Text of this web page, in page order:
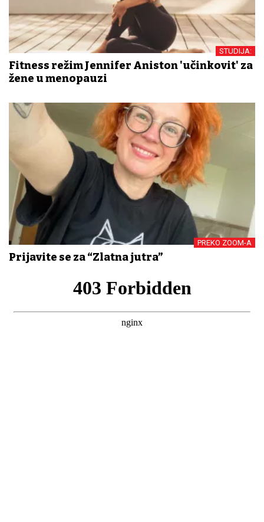
STUDIJA:
Fitness režim Jennifer Aniston 'učinkovit' za
žene u menopauzi
PREKO ZOOM-A
Prijavite se za “Zlatna jutra”